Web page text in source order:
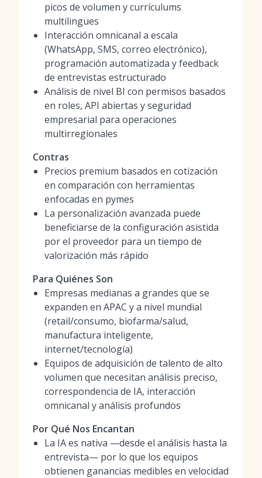
picos de volumen y currículums
multilingües
Interacción omnicanal a escala
(WhatsApp, SMS, correo electrónico),
programación automatizada y feedback
de entrevistas estructurado
Análisis de nivel BI con permisos basados
en roles, API abiertas y seguridad
empresarial para operaciones
multirregionales
Contras
Precios premium basados en cotización
en comparación con herramientas
enfocadas en pymes
La personalización avanzada puede
beneficiarse de la configuración asistida
por el proveedor para un tiempo de
valorización más rápido
Para Quiénes Son
Empresas medianas a grandes que se
expanden en APAC y a nivel mundial
(retail/consumo, biofarma/salud,
manufactura inteligente,
internet/tecnología)
Equipos de adquisición de talento de alto
volumen que necesitan análisis preciso,
correspondencia de IA, interacción
omnicanal y análisis profundos
Por Qué Nos Encantan
La IA es nativa —desde el análisis hasta la
entrevista— por lo que los equipos
obtienen ganancias medibles en velocidad